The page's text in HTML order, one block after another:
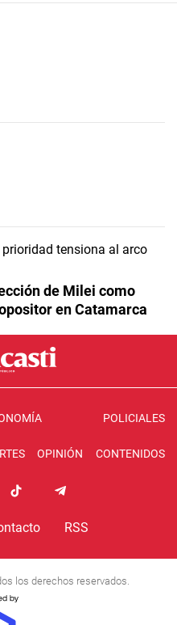
de Milei como
en Catamarca
POLICIALES
OPINIÓN CONTENIDOS
RSS
los derechos reservados.